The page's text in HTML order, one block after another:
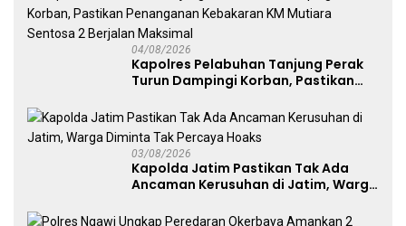
04/08/2026
Kapolres Pelabuhan Tanjung Perak
Turun Dampingi Korban, Pastikan
Sentosa 2 Berjalan Maksimal
03/08/2026
Kapolda Jatim Pastikan Tak Ada
Ancaman Kerusuhan di Jatim, Warga